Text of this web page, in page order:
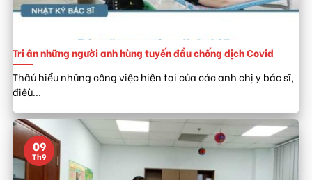
Tri ân những người anh hùng tuyến đầu chống dịch Covid
Thâú hiểu những công việc hiện tại của các anh chị y bác sĩ,
điêù...
09
Th9